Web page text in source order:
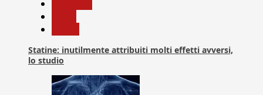
Statine: inutilmente attribuiti molti effetti avversi,
lo studio